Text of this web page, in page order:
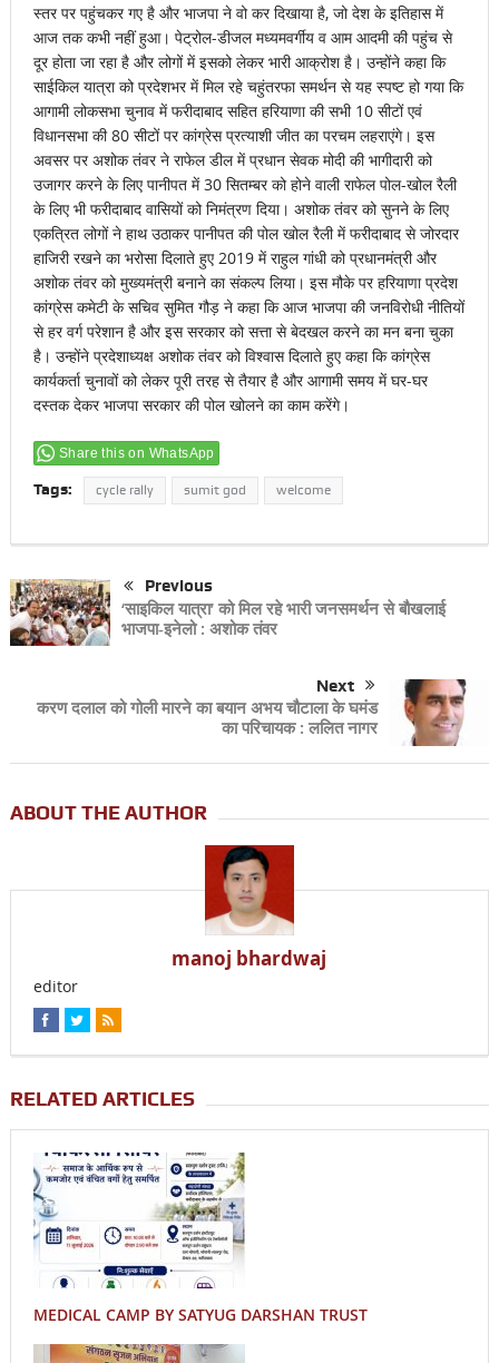
स्तर पर पहुंचकर गए है और भाजपा ने वो कर दिखाया है, जो देश के इतिहास में
आज तक कभी नहीं हुआ। पेट्रोल-डीजल मध्यमवर्गीय व आम आदमी की पहुंच से
दूर होता जा रहा है और लोगों में इसको लेकर भारी आक्रोश है। उन्होंने कहा कि
साईकिल यात्रा को प्रदेशभर में मिल रहे चहुंतरफा समर्थन से यह स्पष्ट हो गया कि
आगामी लोकसभा चुनाव में फरीदाबाद सहित हरियाणा की सभी 10 सीटों एवं
विधानसभा की 80 सीटों पर कांग्रेस प्रत्याशी जीत का परचम लहराएंगे। इस
अवसर पर अशोक तंवर ने राफेल डील में प्रधान सेवक मोदी की भागीदारी को
उजागर करने के लिए पानीपत में 30 सितम्बर को होने वाली राफेल पोल-खोल रैली
के लिए भी फरीदाबाद वासियों को निमंत्रण दिया। अशोक तंवर को सुनने के लिए
एकत्रित लोगों ने हाथ उठाकर पानीपत की पोल खोल रैली में फरीदाबाद से जोरदार
हाजिरी रखने का भरोसा दिलाते हुए 2019 में राहुल गांधी को प्रधानमंत्री और
अशोक तंवर को मुख्यमंत्री बनाने का संकल्प लिया। इस मौके पर हरियाणा प्रदेश
कांग्रेस कमेटी के सचिव सुमित गौड़ ने कहा कि आज भाजपा की जनविरोधी नीतियों
से हर वर्ग परेशान है और इस सरकार को सत्ता से बेदखल करने का मन बना चुका
है। उन्होंने प्रदेशाध्यक्ष अशोक तंवर को विश्वास दिलाते हुए कहा कि कांग्रेस
कार्यकर्ता चुनावों को लेकर पूरी तरह से तैयार है और आगामी समय में घर-घर
दस्तक देकर भाजपा सरकार की पोल खोलने का काम करेंगे।
Share this on WhatsApp
Tags: cycle rally sumit god welcome
Previous
‘साइकिल यात्रा’ को मिल रहे भारी जनसमर्थन से बौखलाई
भाजपा-इनेलो : अशोक तंवर
Next
करण दलाल को गोली मारने का बयान अभय चौटाला के घमंड
का परिचायक : ललित नागर
ABOUT THE AUTHOR
manoj bhardwaj
editor
RELATED ARTICLES
MEDICAL CAMP BY SATYUG DARSHAN TRUST